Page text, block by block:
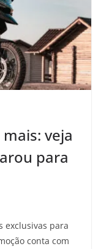
veja
para
exclusivas para
conta com